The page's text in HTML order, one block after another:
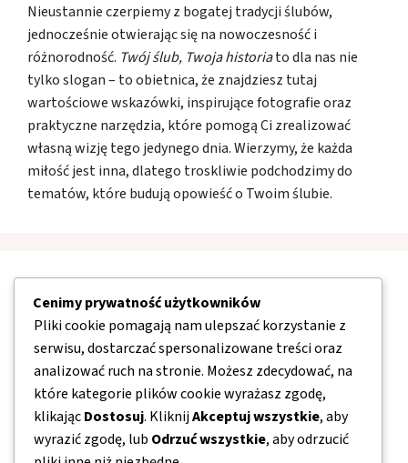
Nieustannie czerpiemy z bogatej tradycji ślubów,
jednocześnie otwierając się na nowoczesność i
różnorodność. Twój ślub, Twoja historiato dla nas nie
tylko slogan – to obietnica, że znajdziesz tutaj
wartościowe wskazówki, inspirujące fotografie oraz
praktyczne narzędzia, które pomogą Ci zrealizować
własną wizję tego jedynego dnia. Wierzymy, że każda
miłość jest inna, dlatego troskliwie podchodzimy do
tematów, które budują opowieść o Twoim ślubie.
O nas
Kontakt
Mapa strony
Polityka prywatności
Cenimy prywatność użytkowników
Pliki cookie pomagają nam ulepszać korzystanie z
serwisu, dostarczać spersonalizowane treści oraz
analizować ruch na stronie. Możesz zdecydować, na
które kategorie plików cookie wyrażasz zgodę,
klikającDostosuj. KliknijAkceptuj wszystkie, aby
wyrazić zgodę, lub Odrzuć wszystkie, aby odrzucić